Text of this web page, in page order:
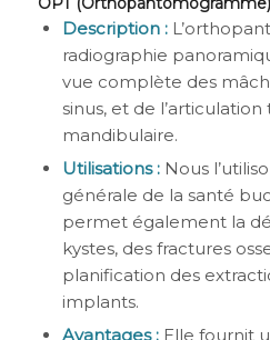
Description :
radiographie
vue complète des
sinus, et de
mandibulaire.
Utilisations :Nous
générale de la santé
permet également la
kystes, des fractures
planification des
implants.
Avantages :Elle fournit